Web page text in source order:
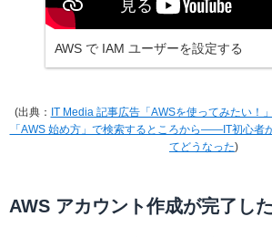
AWS で IAM ユーザーを設定する
(出典： IT Media 記事広告「AWSを使ってみたい
「AWS 始め方」で検索するところから――IT初心
てどうなった)
AWS アカウント作成が完了し